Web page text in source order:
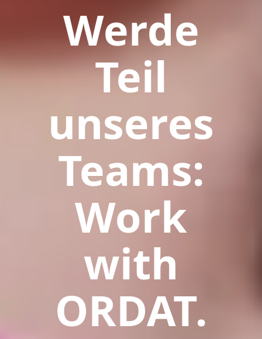
Werde
Teil
unseres
Teams:
Work
with
ORDAT.